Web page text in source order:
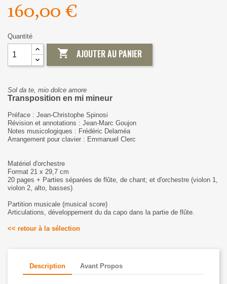
160,00 €
Quantité
 AJOUTER AU PANIER
Sol da te, mio dolce amore
Transposition en mi mineur
Préface : Jean-Christophe Spinosi
Révision et annotations : Jean-Marc Goujon
Notes musicologiques : Frédéric Delaméa
Arrangement pour clavier : Emmanuel Clerc
Matériel d'orchestre
Format 21 x 29,7 cm
20 pages + Parties séparées de flûte, de chant; et d'orchestre (violon 1,
violon 2, alto, basses)
Partition musicale (musical score)
Articulations, développement du da capo dans la partie de flûte.
<< retour à la sélection
Description Avant Propos